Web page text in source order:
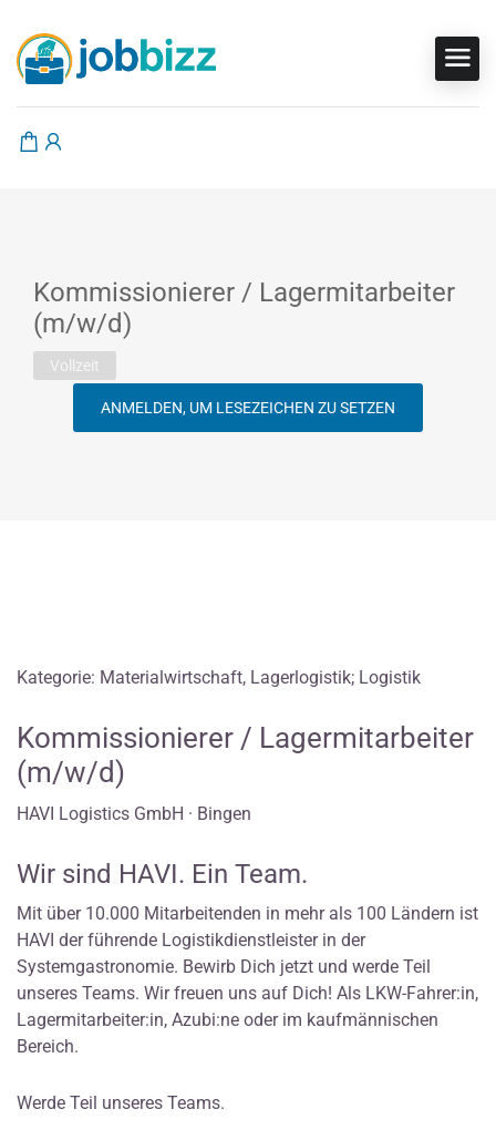
Kommissionierer / Lagermitarbeiter
(m/w/d)
Vollzeit
ANMELDEN, UM LESEZEICHEN ZU SETZEN
Kategorie: Materialwirtschaft, Lagerlogistik; Logistik
Kommissionierer / Lagermitarbeiter
(m/w/d)
HAVI Logistics GmbH · Bingen
Wir sind HAVI. Ein Team.
Mit über 10.000 Mitarbeitenden in mehr als 100 Ländern ist
HAVI der führende Logistikdienstleister in der
Systemgastronomie. Bewirb Dich jetzt und werde Teil
unseres Teams. Wir freuen uns auf Dich! Als LKW-Fahrer:in,
Lagermitarbeiter:in, Azubi:ne oder im kaufmännischen
Bereich.
Werde Teil unseres Teams.